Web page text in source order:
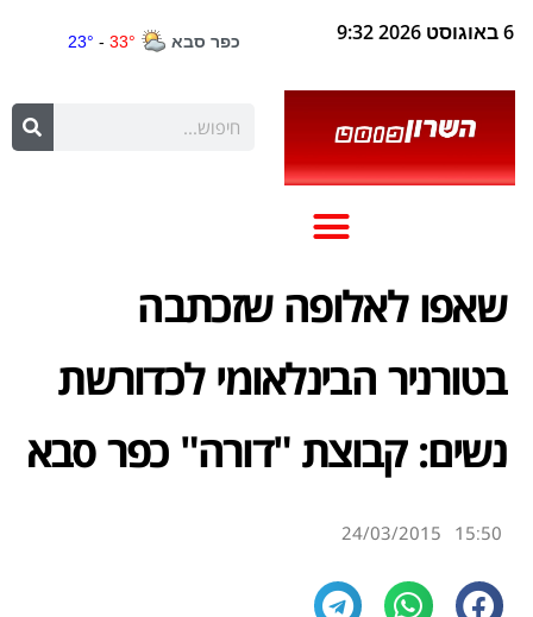
6 באוגוסט 2026 9:32
שאפו לאלופה שזכתבה
בטורניר הבינלאומי לכדורשת
נשים: קבוצת "דורה" כפר סבא
15:50
24/03/2015